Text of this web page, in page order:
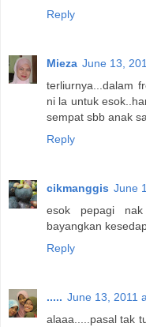
Reply
Mieza June 13,
terliurnya...dalam
ni la untuk
sempat sbb anak
Reply
cikmanggis June
esok pepagi
bayangkan
Reply
..... June 13, 2011
alaaa.....pasal tak